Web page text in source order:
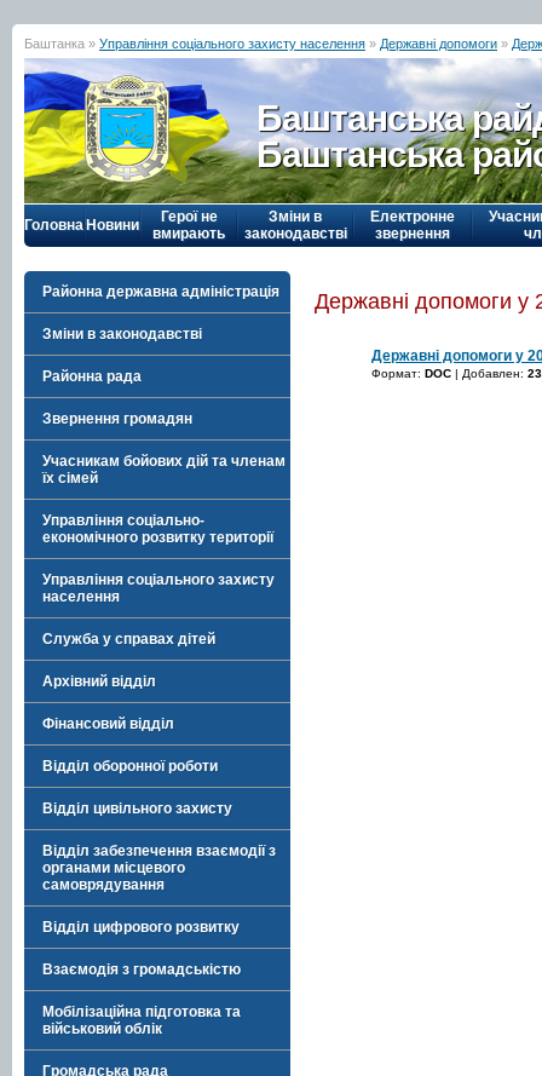
Баштанка » Управління соціального захисту населення » Державні допомоги »
Баштанська
Баштанська
Головна Новини
Герої не
вмирають
Зміни в
законодавстві
Електронне
звернення
Районна державна адміністрація
Зміни в законодавстві
Районна рада
Звернення громадян
Учасникам бойових дій та членам
їх сімей
Управління соціально-
економічного розвитку території
Управління соціального захисту
населення
Служба у справах дітей
Архівний відділ
Фінансовий відділ
Відділ оборонної роботи
Відділ цивільного захисту
Відділ забезпечення взаємодії з
органами місцевого
самоврядування
Відділ цифрового розвитку
Взаємодія з громадськістю
Мобілізаційна підготовка та
військовий облік
Громадська рада
Державні допомоги у
Державні допомоги у
Формат: DOC | Добавлен: